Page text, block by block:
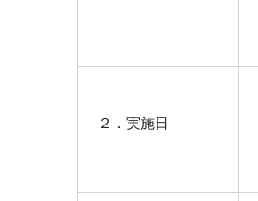
２．実施日